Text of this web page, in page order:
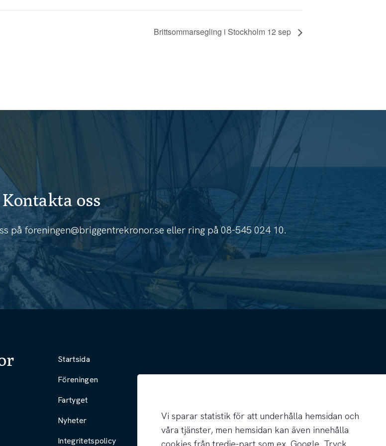
Brittsommarsegling i Stockholm 12 sep
Kontakta oss
påforeningen@briggentrekronor.se eller ring på08-545 024 10.
Startsida
Föreningen
Fartyget
Nyheter
Integritetspolicy
Vi sparar statistik för att underhålla hemsidan och
våra tjänster, men hemsidan kan även innehålla